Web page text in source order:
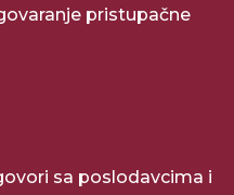
pristupačne
sa poslodavcima i